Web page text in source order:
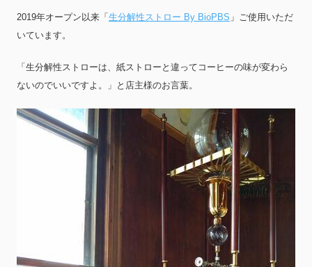
2019年オープン以来「 生分解性ストロー By BioPBS 」ご使用いただ
いています。
「生分解性ストローは、紙ストローと違ってコーヒーの味が変わら
ないのでいいですよ。」と店主様のお言葉。